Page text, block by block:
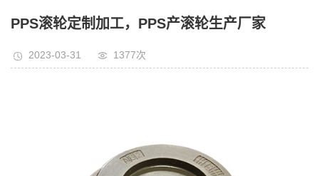
PPS滚轮定制加工，PPS产滚轮生产厂家
2023-03-31 1377次